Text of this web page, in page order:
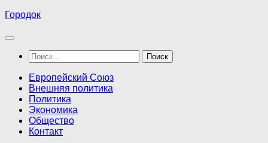
Перейти
содержимому
Городок
Найти:
Европейский Союз
Внешняя политика
Политика
Экономика
Общество
Контакт